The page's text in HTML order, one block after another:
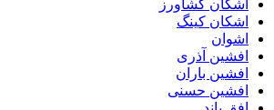
اشکان کشاورز
اشکان کینگ
اشوان
افشین آذری
افشین باران
افشین حسنی